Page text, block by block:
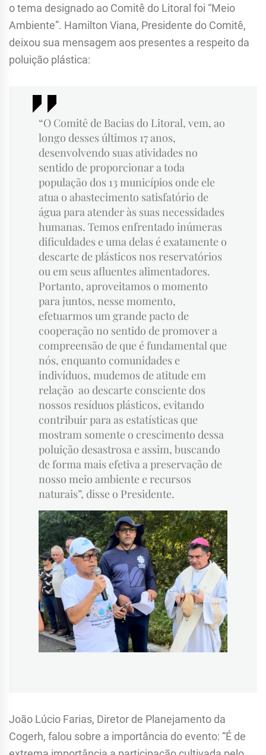
o tema designado ao Comitê do Litoral foi “Meio
Ambiente”. Hamilton Viana, Presidente do Comitê,
deixou sua mensagem aos presentes a respeito da
poluição plástica:
“O Comitê de Bacias do Litoral, vem, ao
longo desses últimos 17 anos,
desenvolvendo suas atividades no
sentido de proporcionar a toda
população dos 13 municípios onde ele
atua o abastecimento satisfatório de
água para atender às suas necessidades
humanas. Temos enfrentado inúmeras
dificuldades e uma delas é exatamente o
descarte de plásticos nos reservatórios
ou em seus afluentes alimentadores.
Portanto, aproveitamos o momento
para juntos, nesse momento,
efetuarmos um grande pacto de
cooperação no sentido de promover a
compreensão de que é fundamental que
nós, enquanto comunidades e
indivíduos, mudemos de atitude em
relação ao descarte consciente dos
nossos resíduos plásticos, evitando
contribuir para as estatísticas que
mostram somente o crescimento dessa
poluição desastrosa e assim, buscando
de forma mais efetiva a preservação de
nosso meio ambiente e recursos
naturais”, disse o Presidente.
João Lúcio Farias, Diretor de Planejamento da
Cogerh, falou sobre a importância do evento: “É de